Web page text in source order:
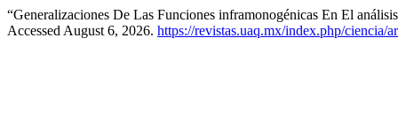
“Generalizaciones De Las Funciones inframonogénicas En El
Accessed August 6, 2026. https://revistas.uaq.mx/index.php/ciencia/